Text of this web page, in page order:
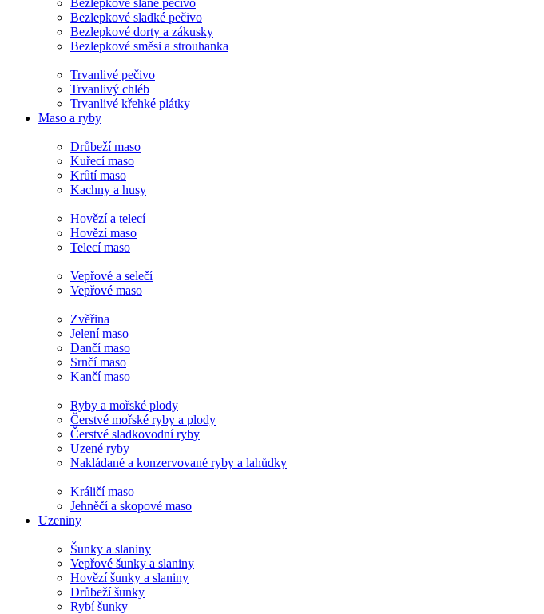
Bezlepkové slané pečivo
Bezlepkové sladké pečivo
Bezlepkové dorty a zákusky
Bezlepkové směsi a strouhanka
Trvanlivé pečivo
Trvanlivý chléb
Trvanlivé křehké plátky
Maso a ryby
Drůbeží maso
Kuřecí maso
Krůtí maso
Kachny a husy
Hovězí a telecí
Hovězí maso
Telecí maso
Vepřové a selečí
Vepřové maso
Zvěřina
Jelení maso
Dančí maso
Srnčí maso
Kančí maso
Ryby a mořské plody
Čerstvé mořské ryby a plody
Čerstvé sladkovodní ryby
Uzené ryby
Nakládané a konzervované ryby a lahůdky
Králičí maso
Jehněčí a skopové maso
Uzeniny
Šunky a slaniny
Vepřové šunky a slaniny
Hovězí šunky a slaniny
Drůbeží šunky
Rybí šunky